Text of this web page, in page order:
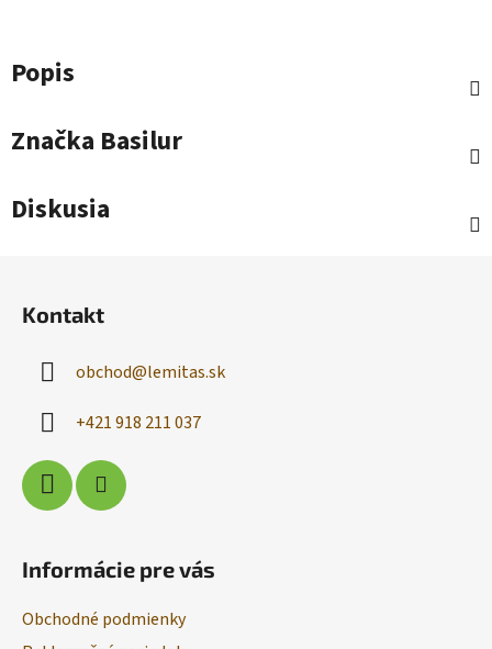
Popis
Značka Basilur
Diskusia
Kontakt
obchod@lemitas.sk
+421 918 211 037
Informácie pre vás
Obchodné podmienky